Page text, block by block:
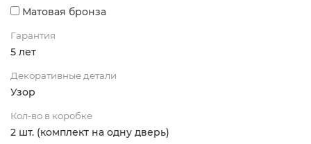
Матовая бронза
Гарантия
5 лет
Декоративные детали
Узор
Кол-во в коробке
2 шт. (комплект на одну дверь)